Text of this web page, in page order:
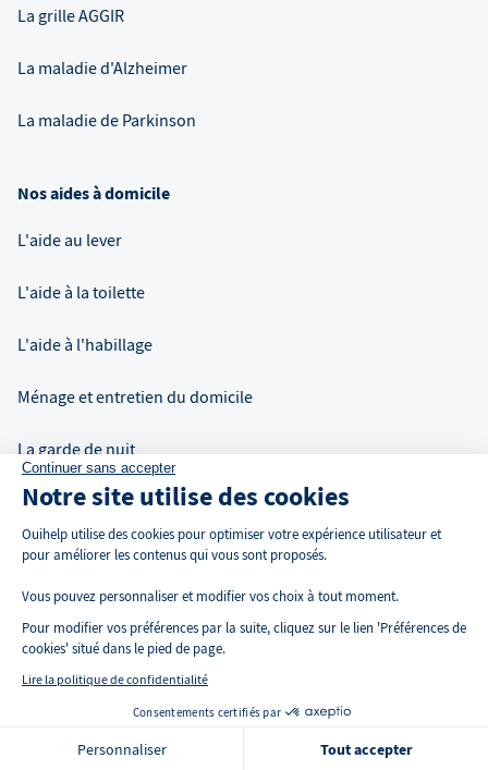
La grille AGGIR
La maladie d'Alzheimer
La maladie de Parkinson
Nos aides à domicile
L'aide au lever
L'aide à la toilette
L'aide à l'habillage
Ménage et entretien du domicile
La garde de nuit
Auxiliaire de vie à domicile
Continuer sans accepter
Notre site utilise des cookies
Ouihelp utilise des cookies pour optimiser votre expérience utilisateur et
pour améliorer les contenus qui vous sont proposés.
Vous pouvez personnaliser et modifier vos choix à tout moment.
Pour modifier vos préférences par la suite, cliquez sur le lien 'Préférences de
cookies' situé dans le pied de page.
Lire la politique de confidentialité
Consentements certifiés par
Personnaliser Tout accepter